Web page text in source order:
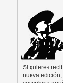
Si quieres
nueva